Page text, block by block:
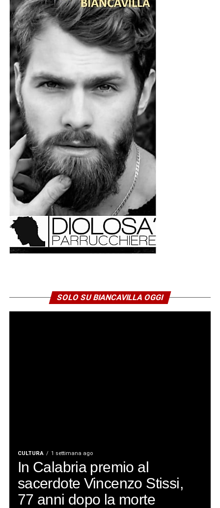
SOLO SU BIANCAVILLA OGGI
CULTURA 1 settimana ago
In Calabria premio al
sacerdote Vincenzo Stissi,
77 anni dopo la morte